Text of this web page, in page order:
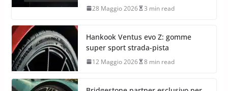
28 Maggio 2026 3 min read
Hankook Ventus evo Z: gomme
super sport strada-pista
12 Maggio 2026 8 min read